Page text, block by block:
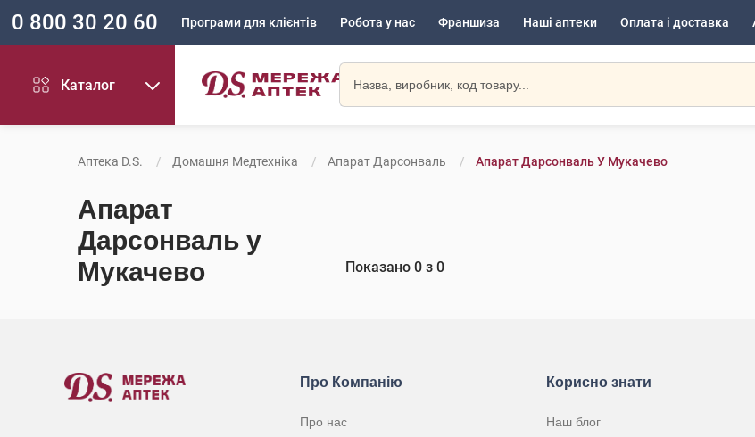
0 800 30 20 60 Програми для клієнтів Робота у нас Франшиза Наші аптеки Оплата і доставка
Каталог
Аптека D.S. Домашня Медтехніка Апарат Дарсонваль Апарат Дарсонваль У Мукачево
Апарат
Дарсонваль у
Мукачево
Показано 0 з 0
Про Компанію
Про нас
Корисно знати
Наш блог